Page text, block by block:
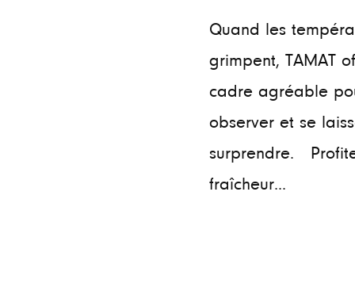
Quand les
grimpent, TAMAT
cadre agréable
observer et se
surprendre.
fraîcheur...